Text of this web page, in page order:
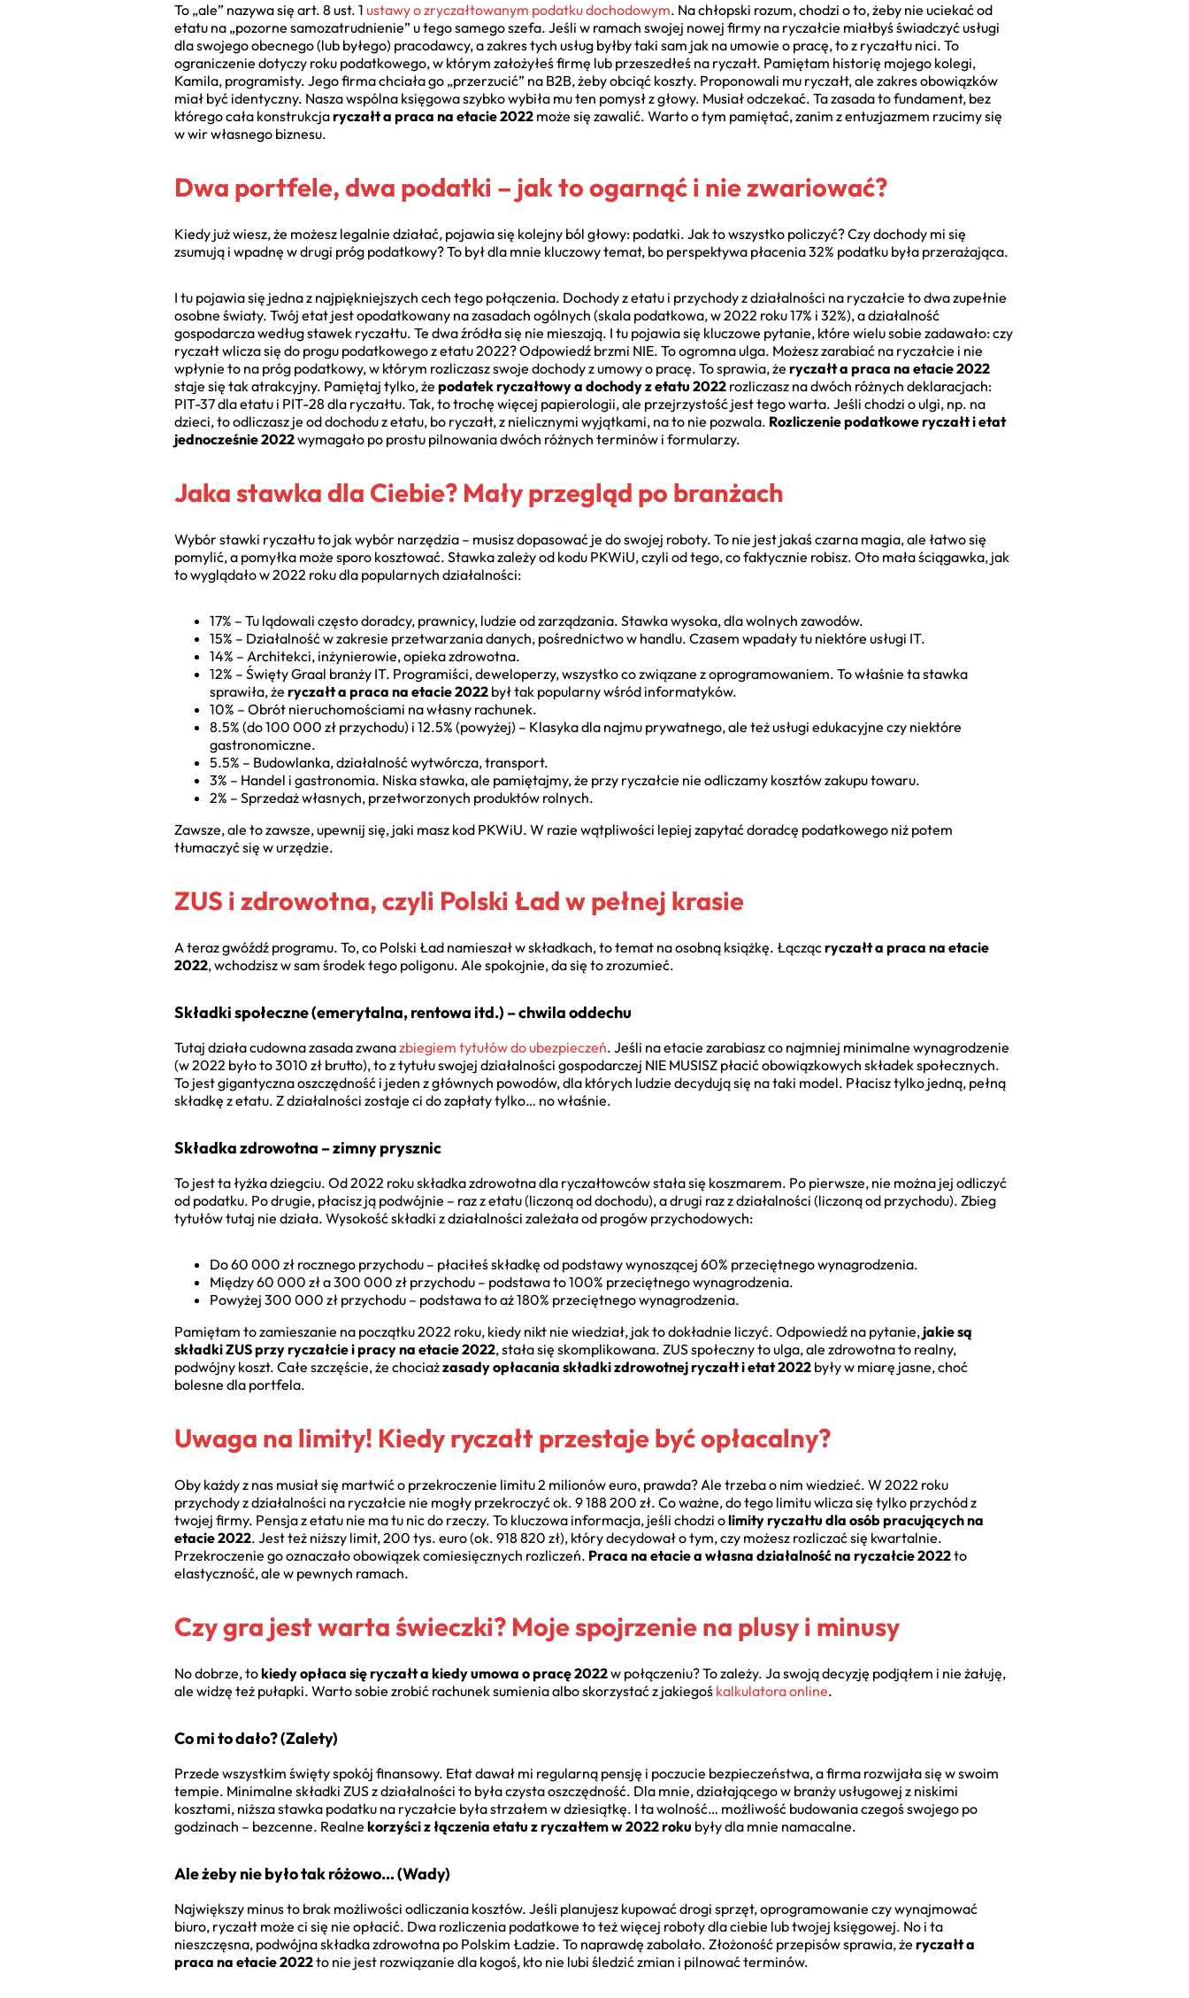
To „ale” nazywa się art. 8 ust. 1 ustawy o zryczałtowanym podatku dochodowym. Na chłopski rozum, chodzi o to, żeby nie uciekać od
etatu na „pozorne samozatrudnienie” u tego samego szefa. Jeśli w ramach swojej nowej firmy na ryczałcie miałbyś świadczyć usługi
dla swojego obecnego (lub byłego) pracodawcy, a zakres tych usług byłby taki sam jak na umowie o pracę, to z ryczałtu nici. To
ograniczenie dotyczy roku podatkowego, w którym założyłeś firmę lub przeszedłeś na ryczałt. Pamiętam historię mojego kolegi,
Kamila, programisty. Jego firma chciała go „przerzucić” na B2B, żeby obciąć koszty. Proponowali mu ryczałt, ale zakres obowiązków
miał być identyczny. Nasza wspólna księgowa szybko wybiła mu ten pomysł z głowy. Musiał odczekać. Ta zasada to fundament, bez
którego cała konstrukcjaryczałt a praca na etacie 2022 może się zawalić. Warto o tym pamiętać, zanim z entuzjazmem rzucimy się
w wir własnego biznesu.
Dwa portfele, dwa podatki – jak to ogarnąć i nie zwariować?
Kiedy już wiesz, że możesz legalnie działać, pojawia się kolejny ból głowy: podatki. Jak to wszystko policzyć? Czy dochody mi się
zsumują i wpadnę w drugi próg podatkowy? To był dla mnie kluczowy temat, bo perspektywa płacenia 32% podatku była przerażająca.
I tu pojawia się jedna z najpiękniejszych cech tego połączenia. Dochody z etatu i przychody z działalności na ryczałcie to dwa zupełnie
osobne światy. Twój etat jest opodatkowany na zasadach ogólnych (skala podatkowa, w 2022 roku 17% i 32%), a działalność
gospodarcza według stawek ryczałtu. Te dwa źródła się nie mieszają. I tu pojawia się kluczowe pytanie, które wielu sobie zadawało: czy
ryczałt wlicza się do progu podatkowego z etatu 2022? Odpowiedź brzmi NIE. To ogromna ulga. Możesz zarabiać na ryczałcie i nie
wpłynie to na próg podatkowy, w którym rozliczasz swoje dochody z umowy o pracę. To sprawia, że ryczałt a praca na etacie 2022
staje się tak atrakcyjny. Pamiętaj tylko, że podatek ryczałtowy a dochody z etatu 2022 rozliczasz na dwóch różnych deklaracjach:
PIT-37 dla etatu i PIT-28 dla ryczałtu. Tak, to trochę więcej papierologii, ale przejrzystość jest tego warta. Jeśli chodzi o ulgi, np. na
dzieci, to odliczasz je od dochodu z etatu, bo ryczałt, z nielicznymi wyjątkami, na to nie pozwala. Rozliczenie podatkowe ryczałt i etat
jednocześnie 2022wymagało po prostu pilnowania dwóch różnych terminów i formularzy.
Jaka stawka dla Ciebie? Mały przegląd po branżach
Wybór stawki ryczałtu to jak wybór narzędzia – musisz dopasować je do swojej roboty. To nie jest jakaś czarna magia, ale łatwo się
pomylić, a pomyłka może sporo kosztować. Stawka zależy od kodu PKWiU, czyli od tego, co faktycznie robisz. Oto mała ściągawka, jak
to wyglądało w 2022 roku dla popularnych działalności:
17% – Tu lądowali często doradcy, prawnicy, ludzie od zarządzania. Stawka wysoka, dla wolnych zawodów.
15% – Działalność w zakresie przetwarzania danych, pośrednictwo w handlu. Czasem wpadały tu niektóre usługi IT.
14% – Architekci, inżynierowie, opieka zdrowotna.
12% – Święty Graal branży IT. Programiści, deweloperzy, wszystko co związane z oprogramowaniem. To właśnie ta stawka
sprawiła, że ryczałt a praca na etacie 2022 był tak popularny wśród informatyków.
10% – Obrót nieruchomościami na własny rachunek.
8.5% (do 100 000 zł przychodu) i 12.5% (powyżej) – Klasyka dla najmu prywatnego, ale też usługi edukacyjne czy niektóre
gastronomiczne.
5.5% – Budowlanka, działalność wytwórcza, transport.
3% – Handel i gastronomia. Niska stawka, ale pamiętajmy, że przy ryczałcie nie odliczamy kosztów zakupu towaru.
2% – Sprzedaż własnych, przetworzonych produktów rolnych.
Zawsze, ale to zawsze, upewnij się, jaki masz kod PKWiU. W razie wątpliwości lepiej zapytać doradcę podatkowego niż potem
tłumaczyć się w urzędzie.
ZUS i zdrowotna, czyli Polski Ład w pełnej krasie
A teraz gwóźdź programu. To, co Polski Ład namieszał w składkach, to temat na osobną książkę. Łączącryczałt a praca na etacie
2022, wchodzisz w sam środek tego poligonu. Ale spokojnie, da się to zrozumieć.
Składki społeczne (emerytalna, rentowa itd.) – chwila oddechu
Tutaj działa cudowna zasada zwanazbiegiem tytułów do ubezpieczeń. Jeśli na etacie zarabiasz co najmniej minimalne wynagrodzenie
(w 2022 było to 3010 zł brutto), to z tytułu swojej działalności gospodarczej NIE MUSISZ płacić obowiązkowych składek społecznych.
To jest gigantyczna oszczędność i jeden z głównych powodów, dla których ludzie decydują się na taki model. Płacisz tylko jedną, pełną
składkę z etatu. Z działalności zostaje ci do zapłaty tylko… no właśnie.
Składka zdrowotna – zimny prysznic
To jest ta łyżka dziegciu. Od 2022 roku składka zdrowotna dla ryczałtowców stała się koszmarem. Po pierwsze, nie można jej odliczyć
od podatku. Po drugie, płacisz ją podwójnie – raz z etatu (liczoną od dochodu), a drugi raz z działalności (liczoną od przychodu). Zbieg
tytułów tutaj nie działa. Wysokość składki z działalności zależała od progów przychodowych:
Do 60 000 zł rocznego przychodu – płaciłeś składkę od podstawy wynoszącej 60% przeciętnego wynagrodzenia.
Między 60 000 zł a 300 000 zł przychodu – podstawa to 100% przeciętnego wynagrodzenia.
Powyżej 300 000 zł przychodu – podstawa to aż 180% przeciętnego wynagrodzenia.
Pamiętam to zamieszanie na początku 2022 roku, kiedy nikt nie wiedział, jak to dokładnie liczyć. Odpowiedź na pytanie, jakie są
składki ZUS przy ryczałcie i pracy na etacie 2022, stała się skomplikowana. ZUS społeczny to ulga, ale zdrowotna to realny,
podwójny koszt. Całe szczęście, że chociażzasady opłacania składki zdrowotnej ryczałt i etat 2022 były w miarę jasne, choć
bolesne dla portfela.
Uwaga na limity! Kiedy ryczałt przestaje być opłacalny?
Oby każdy z nas musiał się martwić o przekroczenie limitu 2 milionów euro, prawda? Ale trzeba o nim wiedzieć. W 2022 roku
przychody z działalności na ryczałcie nie mogły przekroczyć ok. 9 188 200 zł. Co ważne, do tego limitu wlicza się tylko przychód z
twojej firmy. Pensja z etatu nie ma tu nic do rzeczy. To kluczowa informacja, jeśli chodzi olimity ryczałtu dla osób pracujących na
etacie 2022. Jest też niższy limit, 200 tys. euro (ok. 918 820 zł), który decydował o tym, czy możesz rozliczać się kwartalnie.
Przekroczenie go oznaczało obowiązek comiesięcznych rozliczeń. Praca na etacie a własna działalność na ryczałcie 2022to
elastyczność, ale w pewnych ramach.
Czy gra jest warta świeczki? Moje spojrzenie na plusy i minusy
No dobrze, tokiedy opłaca się ryczałt a kiedy umowa o pracę 2022w połączeniu? To zależy. Ja swoją decyzję podjąłem i nie żałuję,
ale widzę też pułapki. Warto sobie zrobić rachunek sumienia albo skorzystać z jakiegoś kalkulatora online.
Co mi to dało? (Zalety)
Przede wszystkim święty spokój finansowy. Etat dawał mi regularną pensję i poczucie bezpieczeństwa, a firma rozwijała się w swoim
tempie. Minimalne składki ZUS z działalności to była czysta oszczędność. Dla mnie, działającego w branży usługowej z niskimi
kosztami, niższa stawka podatku na ryczałcie była strzałem w dziesiątkę. I ta wolność… możliwość budowania czegoś swojego po
godzinach – bezcenne. Realne korzyści z łączenia etatu z ryczałtem w 2022 roku były dla mnie namacalne.
Ale żeby nie było tak różowo… (Wady)
Największy minus to brak możliwości odliczania kosztów. Jeśli planujesz kupować drogi sprzęt, oprogramowanie czy wynajmować
biuro, ryczałt może ci się nie opłacić. Dwa rozliczenia podatkowe to też więcej roboty dla ciebie lub twojej księgowej. No i ta
nieszczęsna, podwójna składka zdrowotna po Polskim Ładzie. To naprawdę zabolało. Złożoność przepisów sprawia, że ryczałt a
praca na etacie 2022to nie jest rozwiązanie dla kogoś, kto nie lubi śledzić zmian i pilnować terminów.